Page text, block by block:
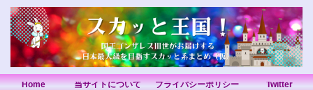
Home 当サイトについて プライバシーポリシー Twitter